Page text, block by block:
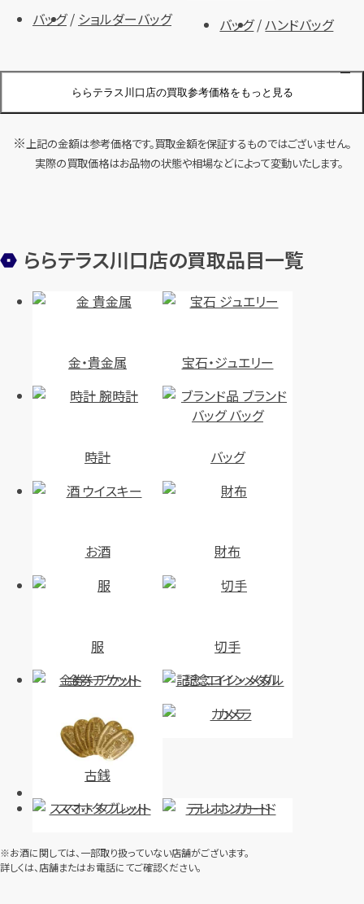
ららテラス川口店の買取参考価格をもっと見る
バッグ ショルダーバッグ
バッグ ハンドバッグ
ルイ・ヴィトン ダミエアズール ネ
ヴァーフルMM N51107
バッグ ショルダーバッグ
店舗買取
ルイ・ヴィトン マヒナ ブロッサム
PM M23393
バッグ
ショルダーバッグ
チェーンショルダーバッグ
買取参考価格 423,500
ワンショルダーバッグ
買取参考価格
シャネル マトラッセ チェーンシ
ョルダーバッグ
買取参考価格
ルイ・ヴィトン モノグラム キーポ
上記の金額は参考価格です。買取金額を保証するものではございません。
実際の買取価格はお品物の状態や相場などによって変動いたします。
ららテラス川口店の買取品目一覧
金・貴金属 宝石・ジュエリー
時計 バッグ
お酒 財布
服
切手
金券・チケット
記念コイン・メダル
古銭
カメラ
スマホ・タブレット テレホンカード
※お酒に関しては、一部取り扱っていない店舗がございます。
詳しくは、店舗またはお電話にてご確認ください。